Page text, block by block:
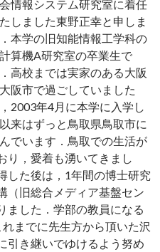
情報システム研究室に着任
しました東野正幸と申しま
本学の旧知能情報工学科の
計算機A研究室の卒業生で
高校までは実家のある大阪
阪市で過ごしていました
2003年4月に本学に入学し
来はずっと鳥取県鳥取市に
でいます．鳥取での生活が
り，愛着も湧いてきまし
した後は，1年間の博士研究
（旧総合メディア基盤セン
ました．学部の教員になる
までに先生方から頂いた沢
引き継いでゆけるよう努め